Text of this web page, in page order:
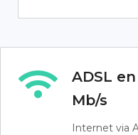
ADSL
Mb/s
Internet via